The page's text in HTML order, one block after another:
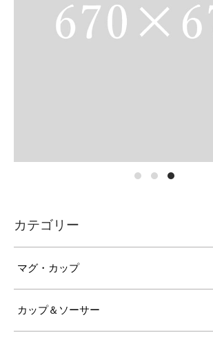
カテゴリー
マグ・カップ
カップ＆ソーサー